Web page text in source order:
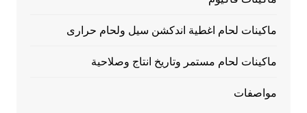
ماكينات لحام اغطية اندكشن سيل ولحام حرارى
ماكينات لحام مستمر وتاريخ انتاج وصلاحية
مواصفات